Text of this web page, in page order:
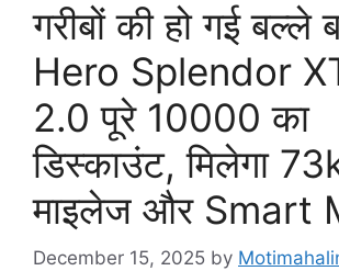
गरीबों की हो गई बल्ले
Hero Splendor
2.0 पूरे 10000 का
डिस्काउंट, मिलेगा
माइलेज और Smart
December 15, 2025 by